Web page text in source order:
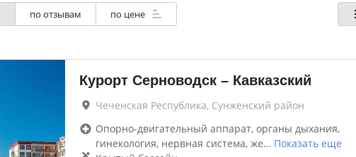
по отзывам по цене
Курорт Серноводск – Кавказский
Чеченская Республика, Сунженский район
Опорно-двигательный аппарат, органы дыхания,
гинекология, нервная система, же… Показать еще